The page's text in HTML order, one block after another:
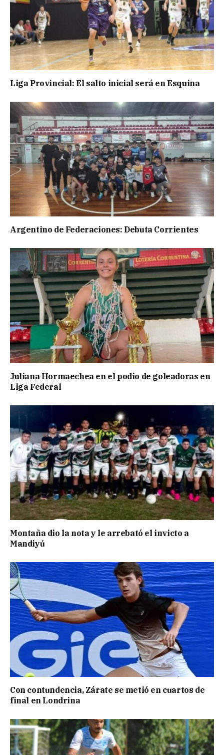
Liga Provincial: El salto inicial será en Esquina
Argentino de Federaciones: Debuta Corrientes
Juliana Hormaechea en el podio de goleadoras en
Liga Federal
Montaña dio la nota y le arrebató el invicto a
Mandiyú
Con contundencia, Zárate se metió en cuartos de
final en Londrina